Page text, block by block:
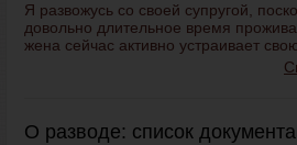
Я развожусь со своей супругой,
довольно длительное время
жена сейчас активно устраивает
О разводе: список